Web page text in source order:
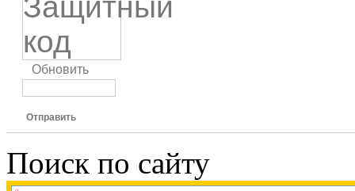
Обновить
Отправить
Поиск по сайту